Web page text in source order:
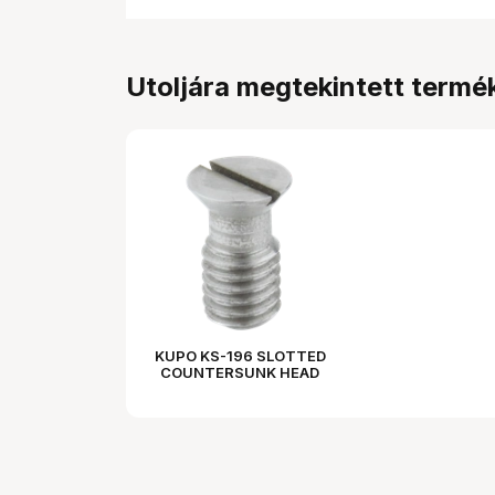
Utoljára megtekintett
KUPO KS-196 SLOTTED
COUNTERSUNK HEAD